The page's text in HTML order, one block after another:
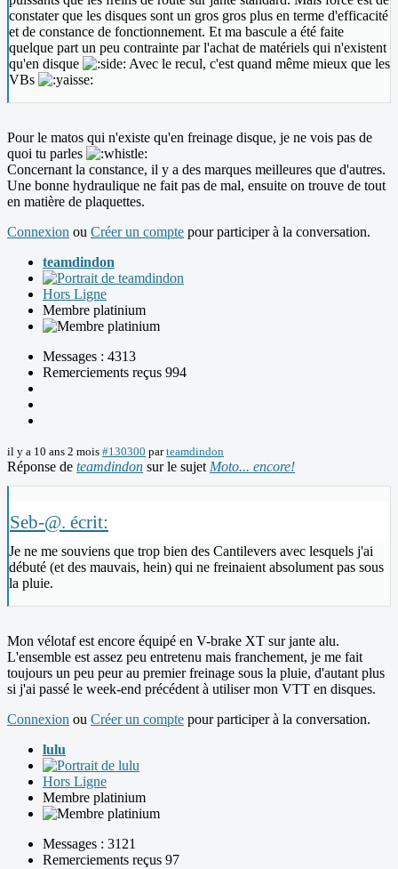
constater que les disques sont un gros gros plus en terme d'efficacité
et de constance de fonctionnement. Et ma bascule a été faite
quelque part un peu contrainte par l'achat de matériels qui n'existent
qu'en disque
Avec le recul, c'est quand même mieux que les
VBs
Pour le matos qui n'existe qu'en freinage disque, je ne vois pas de
quoi tu parles
Concernant la constance, il y a des marques meilleures que d'autres.
Une bonne hydraulique ne fait pas de mal, ensuite on trouve de tout
en matière de plaquettes.
Connexion ou Créer un compte pour participer à la conversation.
teamdindon
Hors Ligne
Membre platinium
Messages : 4313
Remerciements reçus 994
il y a 10 ans 2 mois #130300 parteamdindon
Réponse de teamdindon sur le sujet Moto... encore!
Seb-@. écrit:
Je ne me souviens que trop bien des Cantilevers avec lesquels j'ai
débuté (et des mauvais, hein) qui ne freinaient absolument pas sous
la pluie.
Mon vélotaf est encore équipé en V-brake XT sur jante alu.
L'ensemble est assez peu entretenu mais franchement, je me fait
toujours un peu peur au premier freinage sous la pluie, d'autant plus
si j'ai passé le week-end précédent à utiliser mon VTT en disques.
Connexion ou Créer un compte pour participer à la conversation.
lulu
Hors Ligne
Membre platinium
Messages : 3121
Remerciements reçus 97